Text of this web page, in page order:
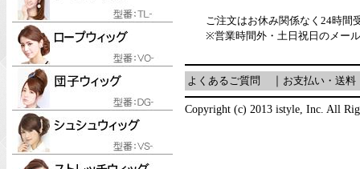
ご注文はお休み関係なく24時間
※営業時間外・土日祝日のメー
よくあるご質問 お支払い・送料
Copyright (c) 2013 istyle, Inc. All